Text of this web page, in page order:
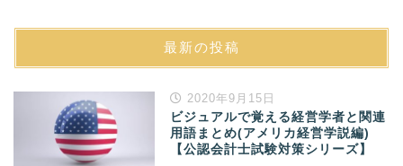
最新の投稿
2020年9月15日
ビジュアルで覚える経営学者と関連
用語まとめ(アメリカ経営学説編)
【公認会計士試験対策シリーズ】